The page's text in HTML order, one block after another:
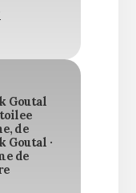
Goutal
de
Goutal ·
de